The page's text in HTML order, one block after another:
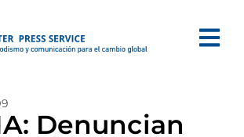
Denuncian